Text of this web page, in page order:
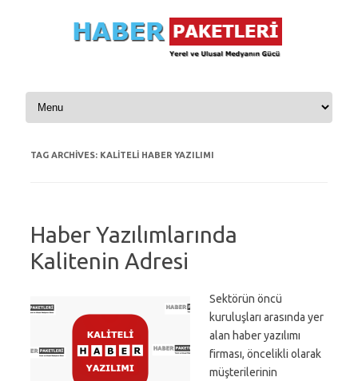
Skip to content
TAG ARCHIVES: KALITELI HABER YAZILIMI
Haber Yazılımlarında
Kalitenin Adresi
Sektörün öncü
kuruluşları arasında yer
alan haber yazılımı
firması, öncelikli olarak
müşterilerinin